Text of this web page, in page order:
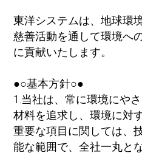
東洋システムは、地球環
慈善活動を通して環境へ
に貢献いたします。
●○基本方針○●
1.当社は、常に環境にや
材料を追求し、環境に対
重要な項目に関しては、
能な範囲で、全社一丸と